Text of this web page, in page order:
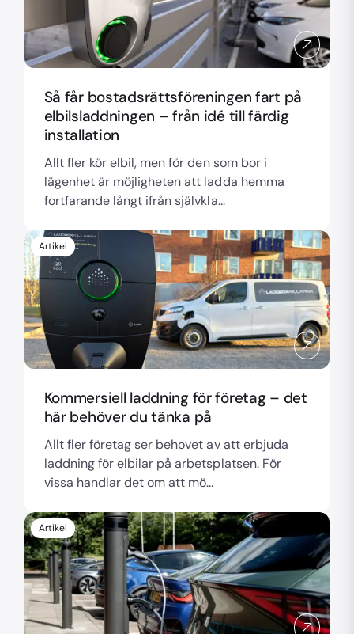
Så får bostadsrättsföreningen fart på
elbilsladdningen – från idé till färdig
installation
Allt fler kör elbil, men för den som bor i
lägenhet är möjligheten att ladda hemma
fortfarande långt ifrån självkla...
Artikel
Kommersiell laddning för företag – det
här behöver du tänka på
Allt fler företag ser behovet av att erbjuda
laddning för elbilar på arbetsplatsen. För
vissa handlar det om att mö...
Artikel